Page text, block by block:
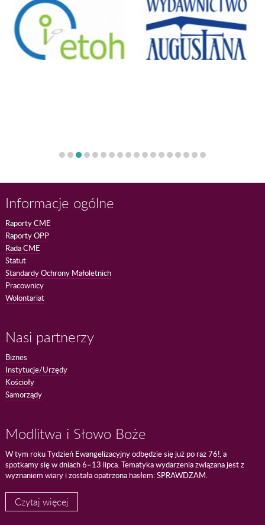
Informacje ogólne
Raporty CME
Raporty OPP
Rada CME
Statut
Standardy Ochrony Małoletnich
Pracownicy
Wolontariat
Nasi partnerzy
Biznes
Instytucje/Urzędy
Kościoły
Samorządy
Modlitwa i Słowo Boże
W tym roku Tydzień Ewangelizacyjny odbędzie się już po raz 76!, a
spotkamy się w dniach 6–13 lipca. Tematyka wydarzenia związana jest z
wyznaniem wiary i została opatrzona hasłem: SPRAWDZAM.
Czytaj więcej